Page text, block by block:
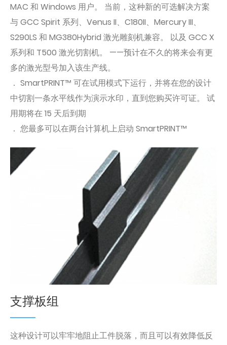
MAC 和 Windows 用户。 当前，这种新的可选解决方案
与 GCC Spirit 系列、Venus II、C180II、Mercury III、
S290LS 和 MG380Hybrid 激光雕刻机兼容。 以及 GCC X
系列和 T500 激光切割机。 ——预计在不久的将来会有更
多的激光型号加入该生产线。
． SmartPRINT™ 可在试用模式下运行，并将在您的设计
中切割一条水平线作为演示水印，直到您购买许可证。 试
用期将在 15 天后到期
． 您最多可以在两台计算机上启动 SmartPRINT™
支撑板组
这种设计可以牢牢地阻止工件脱落，而且可以有效降低反